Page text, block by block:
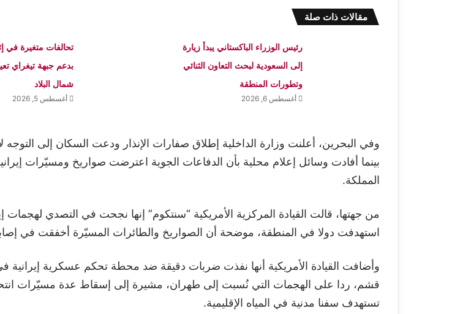
مقالات ذات صلة
رئيس الوزراء الباكستاني يبدأ زيارة
إلى السعودية لبحث التعاون الثنائي
وتطورات المنطقة
أغسطس 6, 2026
تحالفات متغيرة في
بدعم جبهة تيغراي
شمال البلاد
أغسطس 5, 2026
وفي البحرين، أعلنت وزارة الداخلية إطلاق صفارات الإنذار ودعت السكان إلى التوجه
بينما أفادت وسائل إعلام محلية بأن الدفاعات الجوية اعترضت صواريخ ومسيّرات
المملكة.
من جهتها، قالت القيادة المركزية الأمريكية “سنتكوم” إنها نجحت في التصدي لهجمات
استهدفت دولا في المنطقة، موضحة أن الصواريخ والطائرات المسيّرة أخفقت في
وأضافت القيادة الأمريكية أنها نفذت ضربات دقيقة ضد محطة تحكم عسكرية إيرانية
قشم، ردا على الهجمات التي نُسبت إلى طهران، مشيرة إلى إسقاط عدة مسيّرات
تستهدف سفنا مدنية في المياه الإقليمية.